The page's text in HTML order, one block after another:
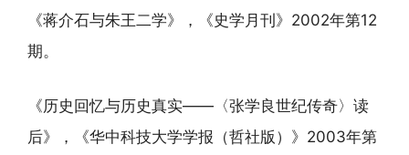
《蒋介石与朱王二学》，《史学月刊》2002年第12
期。
《历史回忆与历史真实——〈张学良世纪传奇〉读
后》，《华中科技大学学报（哲社版）》2003年第